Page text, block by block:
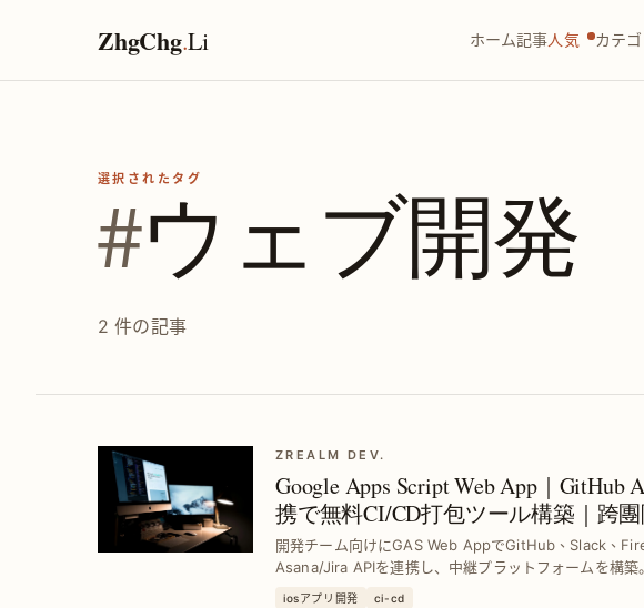
ZhgChg.Li ホーム記事人気 カテ
選択されたタグ
#ウェブ開発
2 件の記事
ZREALM DEV.
Google Apps Script Web App｜GitHub
携で無料CI/CD打包ツール構築｜跨
を実現
開発チーム向けにGAS Web AppでGitHub、Slack、
Asana/Jira APIを連携し、中継プラットフォームを構築
を自動化し、効率的なCI/CD環境を無料で実現します。
iosアプリ開発 ci-cd